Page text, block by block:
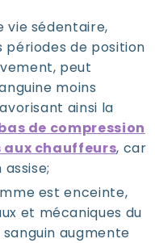
vie sédentaire,
de position
peut
moins
ainsi la
de compression
aux chauffeurs, car
est enceinte,
et mécaniques du
augmente